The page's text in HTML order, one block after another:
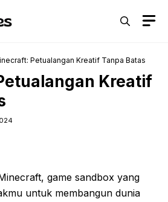
Petualangan Kreatif Tanpa Batas
Kreatif
game sandbox yang
untuk membangun dunia